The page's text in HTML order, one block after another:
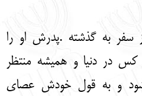
سفر به گذشته .پدرش او را
در دنیا و همیشه منتظر
و به قول خودش عصای